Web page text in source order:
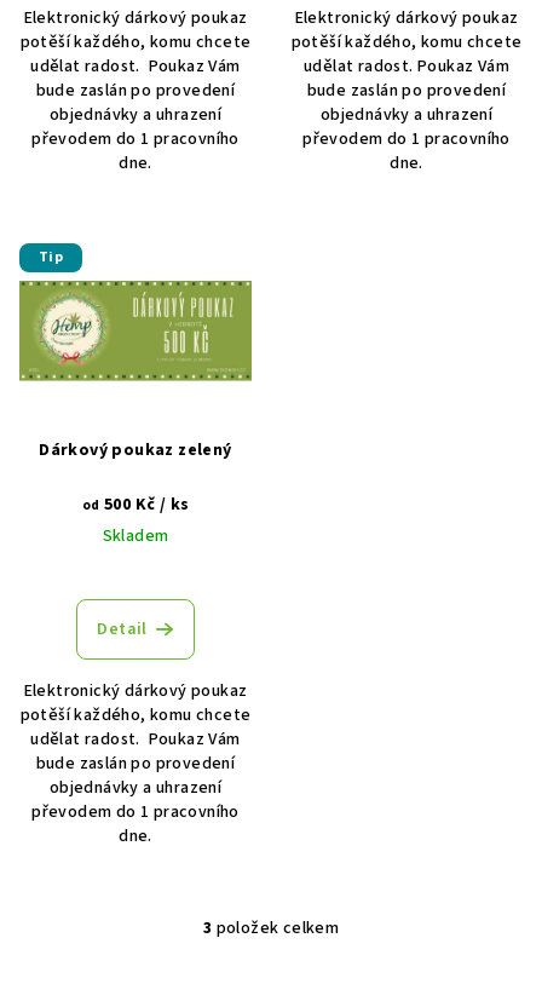
Elektronický dárkový poukaz
potěší každého, komu chcete
udělat radost. Poukaz Vám
bude zaslán po provedení
objednávky a uhrazení
převodem do 1 pracovního
dne.
Elektronický dárkový poukaz
potěší každého, komu chcete
udělat radost. Poukaz Vám
bude zaslán po provedení
objednávky a uhrazení
převodem do 1 pracovního
dne.
Tip
Dárkový poukaz zelený
od 500 Kč / ks
Skladem
Detail
Elektronický dárkový poukaz
potěší každého, komu chcete
udělat radost. Poukaz Vám
bude zaslán po provedení
objednávky a uhrazení
převodem do 1 pracovního
dne.
O
3 položek celkem